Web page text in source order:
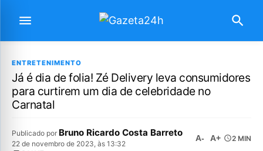
ENTRETENIMENTO
Já é dia de folia! Zé Delivery leva consumidores
para curtirem um dia de celebridade no
Carnatal
Publicado por Bruno Ricardo Costa Barreto
22 de novembro de 2023, às 13:32
A- A+ 2 MIN